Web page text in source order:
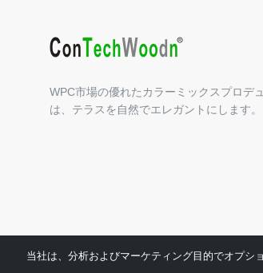
WPC市場の優れたカラーミックスプロデ
は、テラスを自然でエレガントにします。
当社は、分析およびマーケティング目的でオプシ